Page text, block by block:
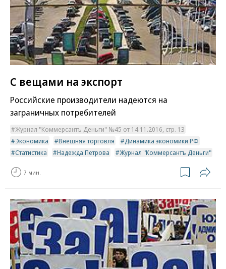
С вещами на экспорт
Российские производители надеются на
заграничных потребителей
Журнал "Коммерсантъ Деньги" №45 от 14.11.2016, стр. 13
Экономика
Внешняя торговля
Динамика экономики РФ
Статистика
Надежда Петрова Журнал "Коммерсантъ Деньги"
7 мин.